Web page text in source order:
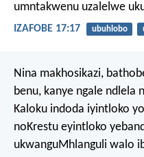
umntakwenu uzalelwe
IZAFOBE 17:17 ubuhlobo
Nina makhosikazi,
benu, kanye ngale ndlela
Kaloku indoda iyintloko
noKrestu eyintloko
ukwanguMhlanguli walo